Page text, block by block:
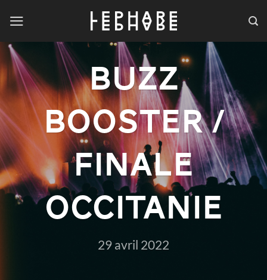
BUZZ
BOOSTER /
Finale
Occitanie
29 avril 2022